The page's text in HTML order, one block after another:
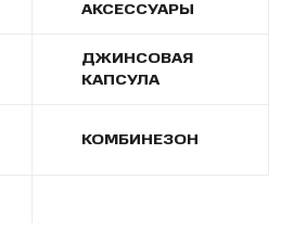
АКСЕССУАРЫ
ДЖИНСОВАЯ
КАПСУЛА
КОМБИНЕЗОН